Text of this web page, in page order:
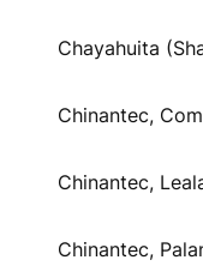
Chayahuita
Chinantec,
Chinantec,
Chinantec,